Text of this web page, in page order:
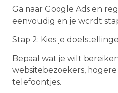
Ga naar Google Ads en
eenvoudig en je wordt
Stap 2: Kies je
Bepaal wat je wilt
websitebezoekers,
telefoontjes.